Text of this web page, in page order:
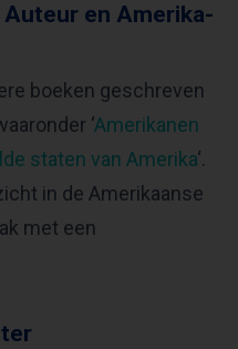
en Amerika-
boeken geschreven
‘Amerikanen
staten van Amerika‘.
in de Amerikaanse
met een